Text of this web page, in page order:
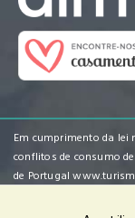
Em cumprimento da lei
conflitos de consumo
de Portugal